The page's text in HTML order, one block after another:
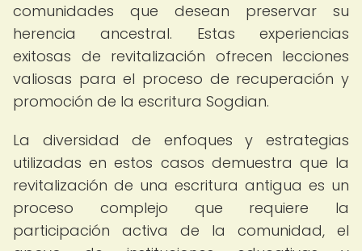
comunidades que desean preservar su
herencia ancestral. Estas experiencias
exitosas de revitalización ofrecen lecciones
valiosas para el proceso de recuperación y
promoción de la escritura Sogdian.
La diversidad de enfoques y estrategias
utilizadas en estos casos demuestra que la
revitalización de una escritura antigua es un
proceso complejo que requiere la
participación activa de la comunidad, el